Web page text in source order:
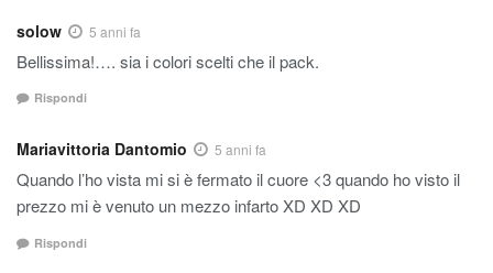
solow 5 anni fa
Bellissima!…. sia i colori scelti che il pack.
Rispondi
Mariavittoria Dantomio 5 anni fa
Quando l’ho vista mi si è fermato il cuore <3 quando ho visto il
prezzo mi è venuto un mezzo infarto XD XD XD
Rispondi